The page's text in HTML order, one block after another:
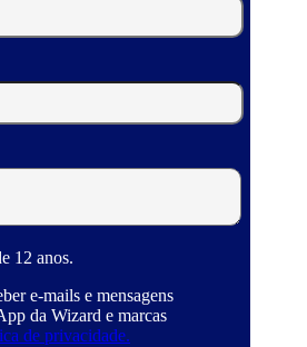
12 anos.
e-mails e mensagens
da Wizard e marcas
de privacidade.